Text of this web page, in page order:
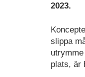
2023.
slippa
plats, är